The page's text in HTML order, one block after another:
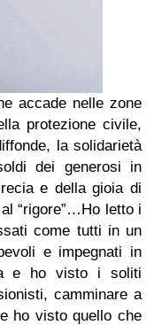
accade nelle zone
protezione civile,
la solidarietà
dei generosi in
e della gioia di
“rigore”…Ho letto i
come tutti in un
e impegnati in
e ho visto i soliti
camminare a
ho visto quello che